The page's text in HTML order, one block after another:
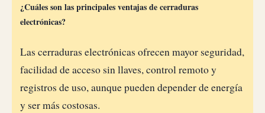
¿Cuáles son las principales ventajas de cerraduras
electrónicas?
Las cerraduras electrónicas ofrecen mayor seguridad,
facilidad de acceso sin llaves, control remoto y
registros de uso, aunque pueden depender de energía
y ser más costosas.